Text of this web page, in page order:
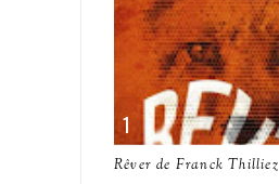
Rêver de Franck Thilliez